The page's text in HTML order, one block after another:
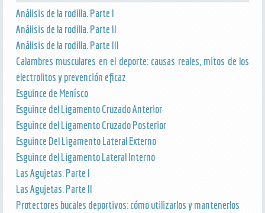
Análisis de la rodilla. Parte I
Análisis de la rodilla. Parte II
Análisis de la rodilla. Parte III
Calambres musculares en el deporte: causas reales, mitos de los
electrolitos y prevención eficaz
Esguince de Menísco
Esguince del Ligamento Cruzado Anterior
Esguince del Ligamento Cruzado Posterior
Esguince Del Ligamento Lateral Externo
Esguince del Ligamento Lateral Interno
Las Agujetas. Parte I
Las Agujetas. Parte II
Protectores bucales deportivos: cómo utilizarlos y mantenerlos